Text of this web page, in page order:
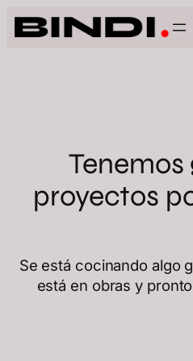
proyectos
Se está cocinando algo
está en obras y